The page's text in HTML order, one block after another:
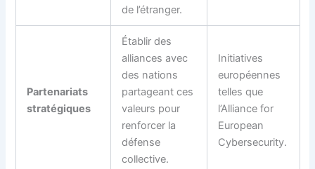
de l’étranger.
Partenariats
stratégiques
Établir des
alliances avec
des nations
partageant ces
valeurs pour
renforcer la
défense
collective.
Initiatives
européennes
telles que
l’Alliance for
European
Cybersecurity.